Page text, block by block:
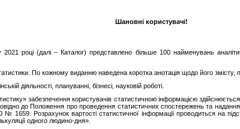
Шановні користувачі!
2021 році (далі – Каталог) представлено більше 100 найменувань
По кожному виданню наведена коротка анотація щодо його змісту,
діяльності, плануванні, бізнесі, науковій роботі.
забезпечення користувачів статистичною інформацією
до Положення про проведення статистичних спостережень та
№ 1659. Розрахунок вартості статистичної інформації проводиться на
одного людино-дня».